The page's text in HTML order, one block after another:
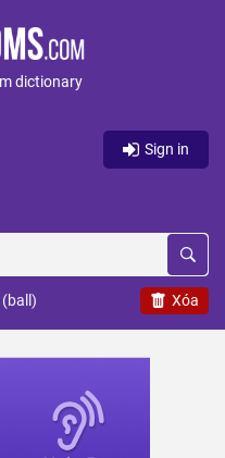
dictionary
Sign in
Xóa